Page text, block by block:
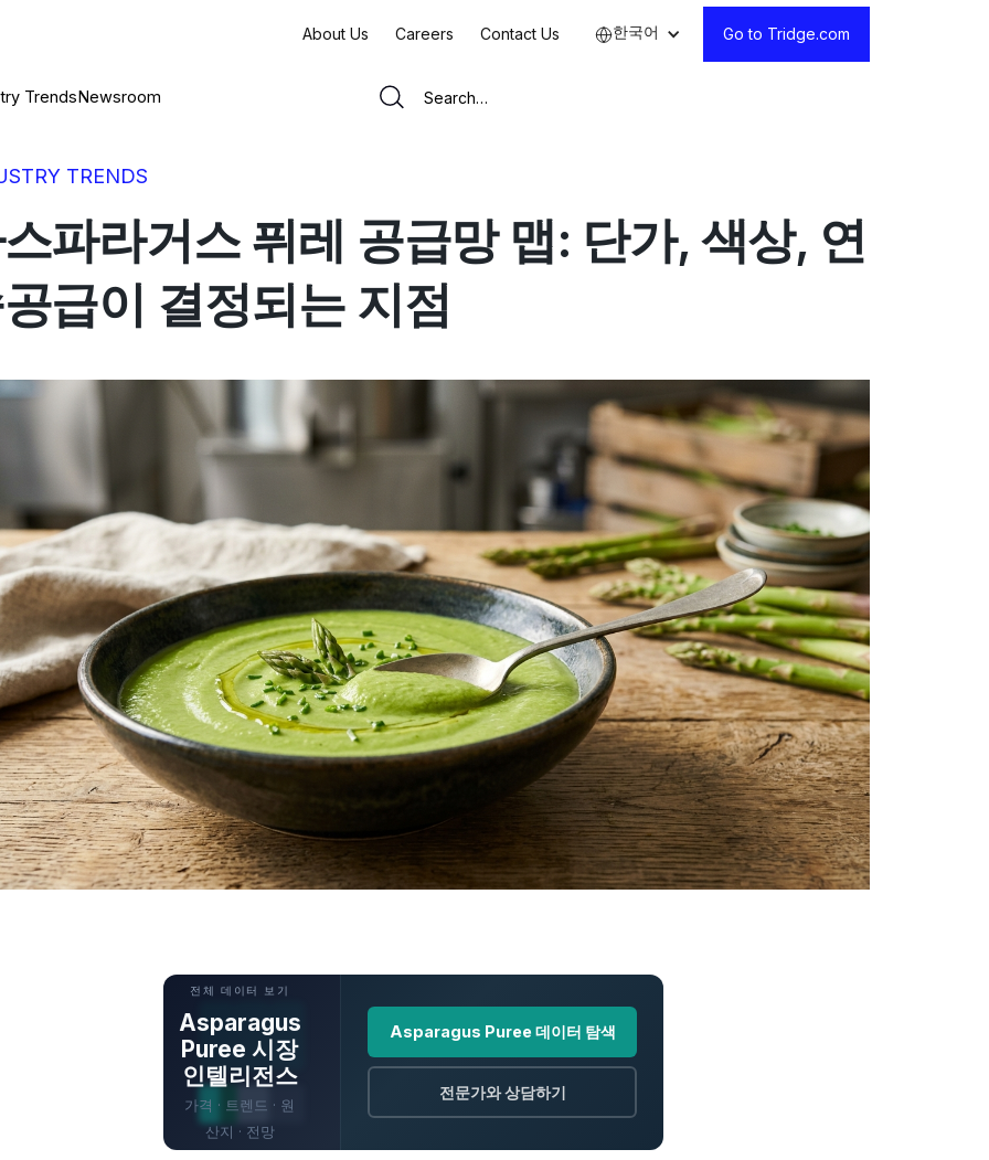
About Us Careers Contact Us 한국어 Go to Tridge.com
TrendsNewsroom
TRENDS
파라거스 퓌레 공급망 맵: 단가, 색상, 연
급이 결정되는 지점
전체 데이터 보기
Asparagus
Puree 시장
인텔리전스
가격 · 트렌드 · 원
산지 · 전망
Asparagus Puree 데이터 탐색
전문가와 상담하기